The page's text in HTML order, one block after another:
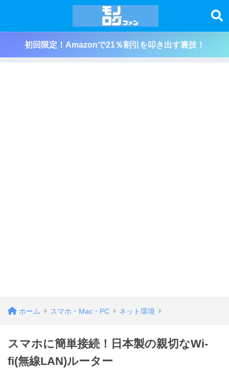
初回限定！Amazonで21％割引を叩き出す裏技！
ホーム スマホ・Mac・PC ネット環境
スマホに簡単接続！日本製の親切なWi-
fi(無線LAN)ルーター